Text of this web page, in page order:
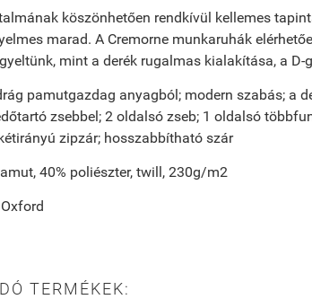
köszönhetően rendkívül kellemes
marad. A Cremorne munkaruhák
mint a derék rugalmas kialakítása, a
pamutgazdag anyagból; modern szabás; a
zsebbel; 2 oldalsó zseb; 1 oldalsó
zipzár; hosszabbítható szár
40% poliészter, twill, 230g/m2
TERMÉKEK: